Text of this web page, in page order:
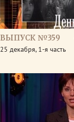
ВЫПУСК №359
25 декабря, 1-я часть